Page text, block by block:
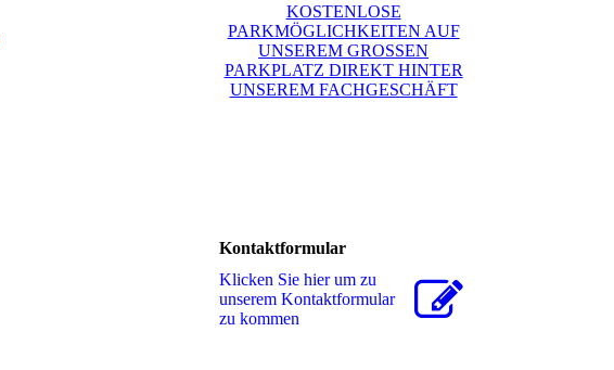
KOSTENLOSE
PARKMÖGLICHKEITEN AUF
UNSEREM GROSSEN
PARKPLATZ DIREKT HINTER
UNSEREM FACHGESCHÄFT
Kontaktformular
Klicken Sie hier um zu
unserem Kon­takt­for­mu­lar
zu kommen